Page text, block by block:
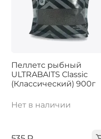
Пеллетс рыбный
ULTRABAITS Classic
(Классический) 900г
Нет в наличии